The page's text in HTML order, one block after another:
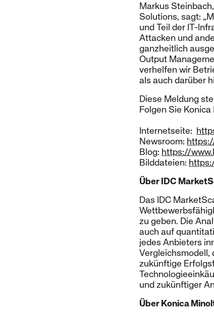
Markus
Solutions, sagt:
und Teil der IT-
Attacken und
ganzheitlich
Output
verhelfen wir
als auch darüber
Diese Meldung
Folgen Sie
Internetseite:
Newsroom:
Blog: https://
Bilddateien:
Über IDC
Das IDC
zu geben. Die
auch auf
jedes Anbieters
Vergleichsmodell,
zukünftige
und zukünftiger
Über Konica